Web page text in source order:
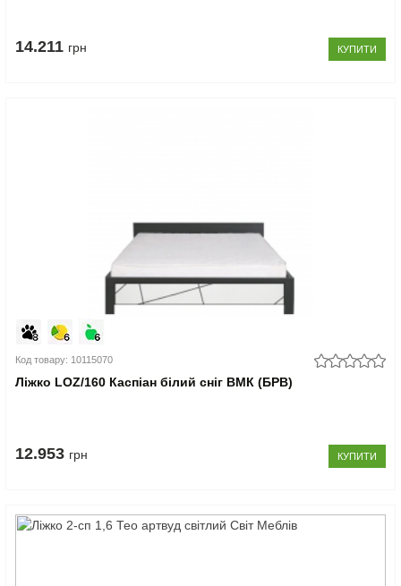
14.211 грн КУПИТИ
Код товару: 10115070
Ліжко LOZ/160 Каспіан білий сніг ВМК (БРВ)
12.953 грн КУПИТИ